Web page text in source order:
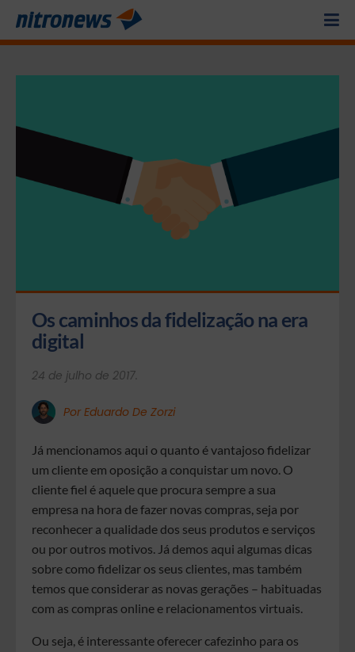
Os caminhos da fidelização na era
digital
24 de julho de 2017.
Por Eduardo De Zorzi
Já mencionamos aqui o quanto é vantajoso fidelizar
um cliente em oposição a conquistar um novo. O
cliente fiel é aquele que procura sempre a sua
empresa na hora de fazer novas compras, seja por
reconhecer a qualidade dos seus produtos e serviços
ou por outros motivos. Já demos aqui algumas dicas
sobre como fidelizar os seus clientes, mas também
temos que considerar as novas gerações – habituadas
com as compras online e relacionamentos virtuais.
Ou seja, é interessante oferecer cafezinho para os